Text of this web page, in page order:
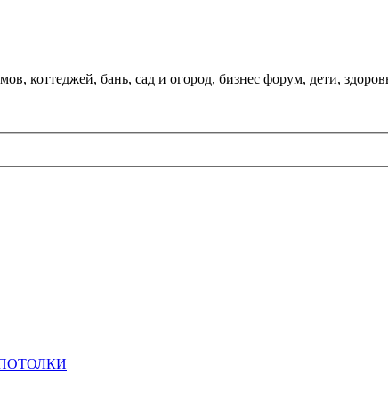
коттеджей, бань, сад и огород, бизнес форум, дети,